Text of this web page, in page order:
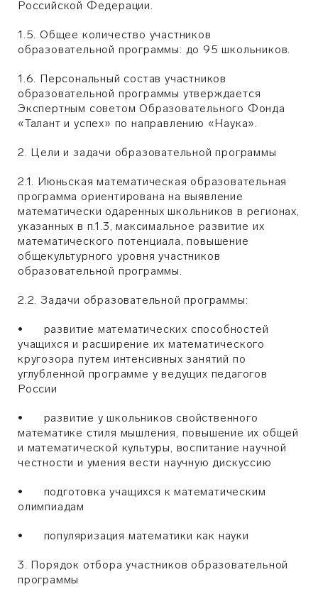
Российской Федерации.
1.5. Общее количество участников
образовательной программы: до 95 школьников.
1.6. Персональный состав участников
образовательной программы утверждается
Экспертным советом Образовательного Фонда
«Талант и успех» по направлению «Наука».
2. Цели и задачи образовательной программы
2.1. Июньская математическая образовательная
программа ориентирована на выявление
математически одаренных школьников в регионах,
указанных в п.1.3, максимальное развитие их
математического потенциала, повышение
общекультурного уровня участников
образовательной программы.
2.2. Задачи образовательной программы:
• развитие математических способностей
учащихся и расширение их математического
кругозора путем интенсивных занятий по
углубленной программе у ведущих педагогов
России
• развитие у школьников свойственного
математике стиля мышления, повышение их общей
и математической культуры, воспитание научной
честности и умения вести научную дискуссию
• подготовка учащихся к математическим
олимпиадам
• популяризация математики как науки
3. Порядок отбора участников образовательной
программы